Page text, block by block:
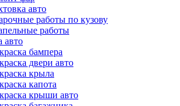
авто
работы по кузову
работы
авто
бампера
двери авто
крыла
капота
крыши авто